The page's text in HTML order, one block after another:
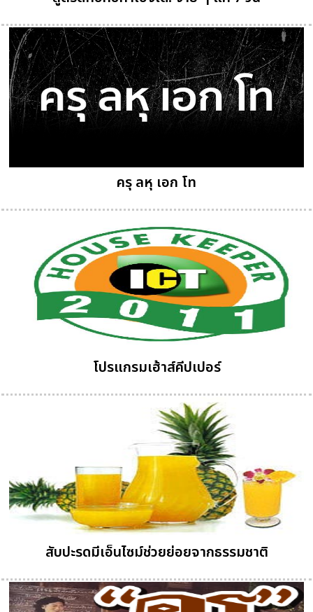
ครุ ลหุ เอก โท
โปรแกรมเฮ้าส์คีปเปอร์
สับปะรดมีเอ็นไซม์ช่วยย่อยจากธรรมชาติ